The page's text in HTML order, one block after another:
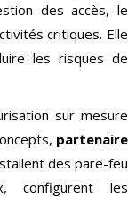
des accès, le
critiques. Elle
les risques de
sur mesure
partenaire
des pare-feu
configurent les